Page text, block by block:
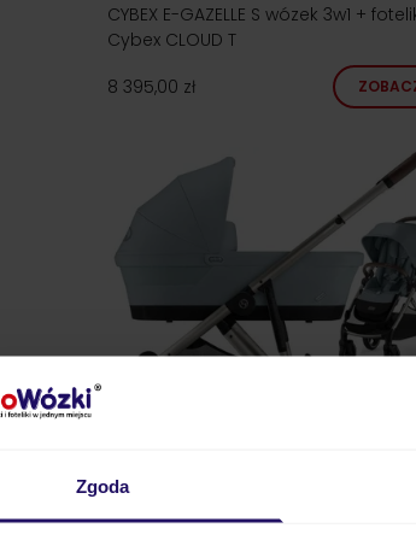
Zgoda
CYBEX E-GAZELLE S wózek 3w1 +
Cybex CLOUD T
8 395,00 zł